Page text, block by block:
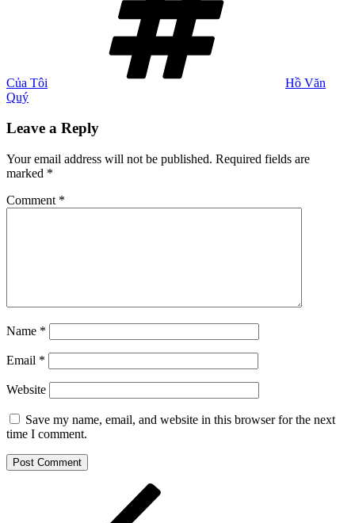
Của Tôi
Hồ Văn
Quý
Leave a Reply
Your email address will not be published. Required fields are
marked *
Comment *
Name *
Email *
Website
Save my name, email, and website in this browser for the next
time I comment.